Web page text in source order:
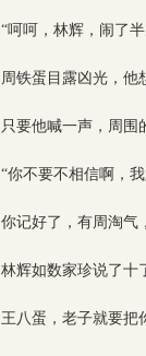
“呵呵，林辉，闹了
周铁蛋目露凶光，他
只要他喊一声，周围
“你不要不相信啊，
你记好了，有周淘
林辉如数家珍说了十
王八蛋，老子就要把